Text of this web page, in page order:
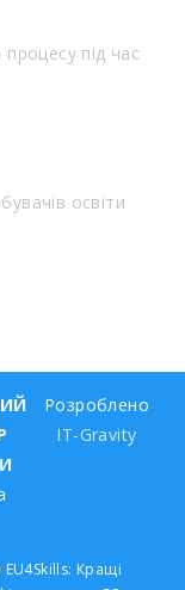
процесу під час
освіти
Розроблено
IT-Gravity
Кращі